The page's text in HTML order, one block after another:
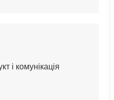
і комунікація